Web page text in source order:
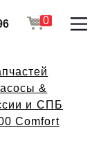
0
&
и СПБ
Comfort